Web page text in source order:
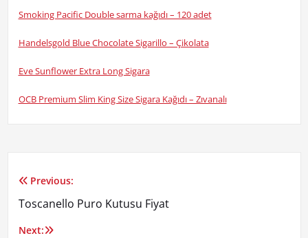
Smoking Pacific Double sarma kağıdı – 120 adet
Handelsgold Blue Chocolate Sigarillo – Çikolata
Eve Sunflower Extra Long Sigara
OCB Premium Slim King Size Sigara Kağıdı – Zıvanalı
Yazı
gezinmesi
Previous:
Toscanello Puro Kutusu Fiyat
Next: